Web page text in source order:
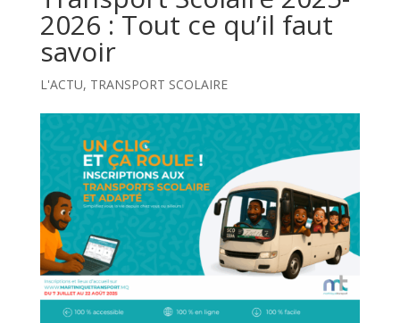
2026 : Tout ce qu’il faut
savoir
L'ACTU, TRANSPORT SCOLAIRE